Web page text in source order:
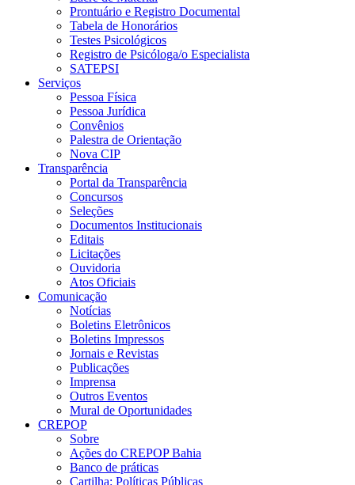
Prontuário e Registro Documental
Tabela de Honorários
Testes Psicológicos
Registro de Psicóloga/o Especialista
SATEPSI
Serviços
Pessoa Física
Pessoa Jurídica
Convênios
Palestra de Orientação
Nova CIP
Transparência
Portal da Transparência
Concursos
Seleções
Documentos Institucionais
Editais
Licitações
Ouvidoria
Atos Oficiais
Comunicação
Notícias
Boletins Eletrônicos
Boletins Impressos
Jornais e Revistas
Publicações
Imprensa
Outros Eventos
Mural de Oportunidades
CREPOP
Sobre
Ações do CREPOP Bahia
Banco de práticas
Cartilha: Políticas Públicas